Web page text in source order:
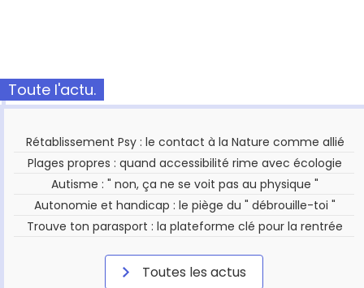
Toute l'actu.
Rétablissement Psy : le contact à la Nature comme allié
Plages propres : quand accessibilité rime avec écologie
Autisme : " non, ça ne se voit pas au physique "
Autonomie et handicap : le piège du " débrouille-toi "
Trouve ton parasport : la plateforme clé pour la rentrée
Toutes les actus